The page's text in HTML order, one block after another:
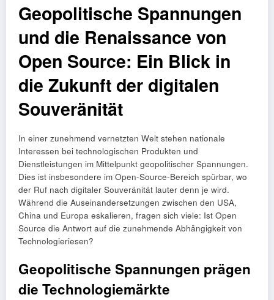
Geopolitische Spannungen
und die Renaissance von
Open Source: Ein Blick in
die Zukunft der digitalen
Souveränität
In einer zunehmend vernetzten Welt stehen nationale
Interessen bei technologischen Produkten und
Dienstleistungen im Mittelpunkt geopolitischer Spannungen.
Dies ist insbesondere im Open-Source-Bereich spürbar, wo
der Ruf nach digitaler Souveränität lauter denn je wird.
Während die Auseinandersetzungen zwischen den USA,
China und Europa eskalieren, fragen sich viele: Ist Open
Source die Antwort auf die zunehmende Abhängigkeit von
Technologieriesen?
Geopolitische Spannungen prägen
die Technologiemärkte